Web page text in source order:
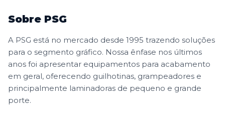
Sobre PSG
A PSG está no mercado desde 1995 trazendo soluções
para o segmento gráfico. Nossa ênfase nos últimos
anos foi apresentar equipamentos para acabamento
em geral, oferecendo guilhotinas, grampeadores e
principalmente laminadoras de pequeno e grande
porte.